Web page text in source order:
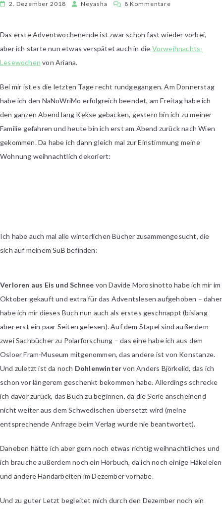
2. Dezember 2018 Neyasha 8 Kommentare
Lesewochen
–
Das erste Adventwochenende ist zwar schon fast wieder vorbei,
aber ich starte nun etwas verspätet auch in die Vorweihnachts-
Lesewochen von Ariana.
Bei mir ist es die letzten Tage recht rundgegangen. Am Donnerstag
habe ich den NaNoWriMo erfolgreich beendet, am Freitag habe ich
den ganzen Abend lang Kekse gebacken, gestern bin ich zu meiner
Familie gefahren und heute bin ich erst am Abend zurück nach Wien
gekommen. Da habe ich dann gleich mal zur Einstimmung meine
Wohnung weihnachtlich dekoriert:
Ich habe auch mal alle winterlichen Bücher zusammengesucht, die
sich auf meinem SuB befinden:
Verloren aus Eis und Schnee von Davide Morosinotto habe ich mir im
Oktober gekauft und extra für das Adventslesen aufgehoben – daher
habe ich mir dieses Buch nun auch als erstes geschnappt (bislang
aber erst ein paar Seiten gelesen). Auf dem Stapel sind außerdem
zwei Sachbücher zu Polarforschung – das eine habe ich aus dem
Osloer Fram-Museum mitgenommen, das andere ist von Konstanze.
Und zuletzt ist da noch Dohlenwintervon Anders Björkelid, das ich
schon vor längerem geschenkt bekommen habe. Allerdings schrecke
ich davor zurück, das Buch zu beginnen, da die Serie anscheinend
nicht weiter aus dem Schwedischen übersetzt wird (meine
entsprechende Anfrage beim Verlag wurde nie beantwortet).
Daneben hätte ich aber gern noch etwas richtig weihnachtliches und
ich brauche außerdem noch ein Hörbuch, da ich noch einige Häkeleien
und andere Handarbeiten im Dezember vorhabe.
Und zu guter Letzt begleitet mich durch den Dezember noch ein